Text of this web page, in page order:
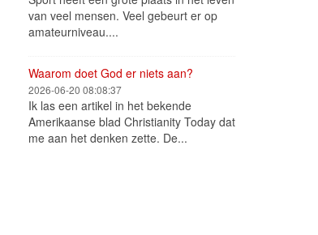
van veel mensen. Veel gebeurt er op
amateurniveau....
Waarom doet God er niets aan?
2026-06-20 08:08:37
Ik las een artikel in het bekende
Amerikaanse blad Christianity Today dat
me aan het denken zette. De...